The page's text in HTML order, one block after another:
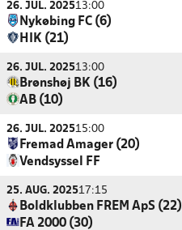
26. JUL. 202513:00
Nykøbing FC (6)
HIK (21)
26. JUL. 202513:00
Brønshøj BK (16)
AB (10)
26. JUL. 202515:00
Fremad Amager (20)
Vendsyssel FF
25. AUG. 202517:15
Boldklubben FREM ApS (22)
FA 2000 (30)